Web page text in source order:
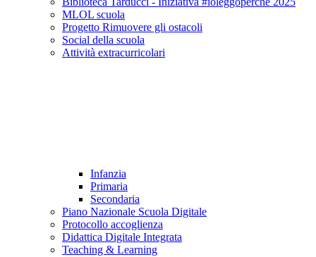
MLOL scuola
Progetto Rimuovere gli ostacoli
Social della scuola
Attività extracurricolari
Infanzia
Primaria
Secondaria
Piano Nazionale Scuola Digitale
Protocollo accoglienza
Didattica Digitale Integrata
Teaching & Learning